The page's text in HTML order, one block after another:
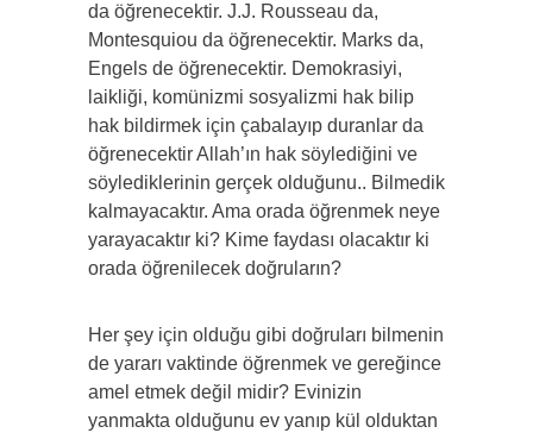
da öğrenecektir. J.J. Rousseau da,
Montesquiou da öğrenecektir. Marks da,
Engels de öğrenecektir. Demokrasiyi,
laikliği, komünizmi sosyalizmi hak bilip
hak bildirmek için çabalayıp duranlar da
öğrenecektir Allah’ın hak söylediğini ve
söylediklerinin gerçek olduğunu.. Bilmedik
kalmayacaktır. Ama orada öğrenmek neye
yarayacaktır ki? Kime faydası olacaktır ki
orada öğrenilecek doğruların?
Her şey için olduğu gibi doğruları bilmenin
de yararı vaktinde öğrenmek ve gereğince
amel etmek değil midir? Evinizin
yanmakta olduğunu ev yanıp kül olduktan